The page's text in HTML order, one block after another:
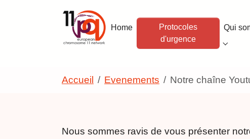
Home
Protocoles
d'urgence
Qui
Accueil Evenements Notre chaîne
Nous sommes ravis de vous présenter